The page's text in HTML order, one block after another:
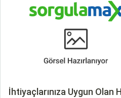
İhtiyaçlarınıza Uygun Olan